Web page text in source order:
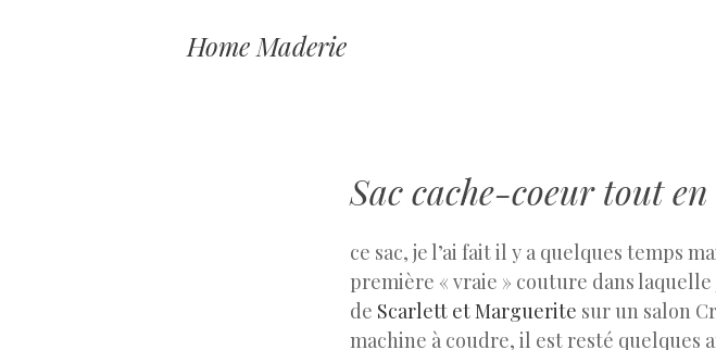
Home Maderie
Sac cache-coeur tout
ce sac, je l’ai fait il y a quelques temps
première « vraie » couture dans laquelle
de Scarlett et Marguerite sur un salon
machine à coudre, il est resté quelques